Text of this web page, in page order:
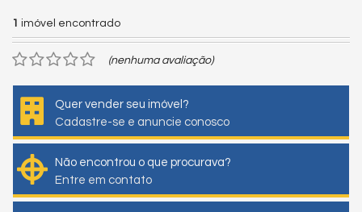
1 imóvel encontrado
(nenhuma avaliação)
Quer vender seu imóvel?
Cadastre-se e anuncie conosco
Não encontrou o que procurava?
Entre em contato